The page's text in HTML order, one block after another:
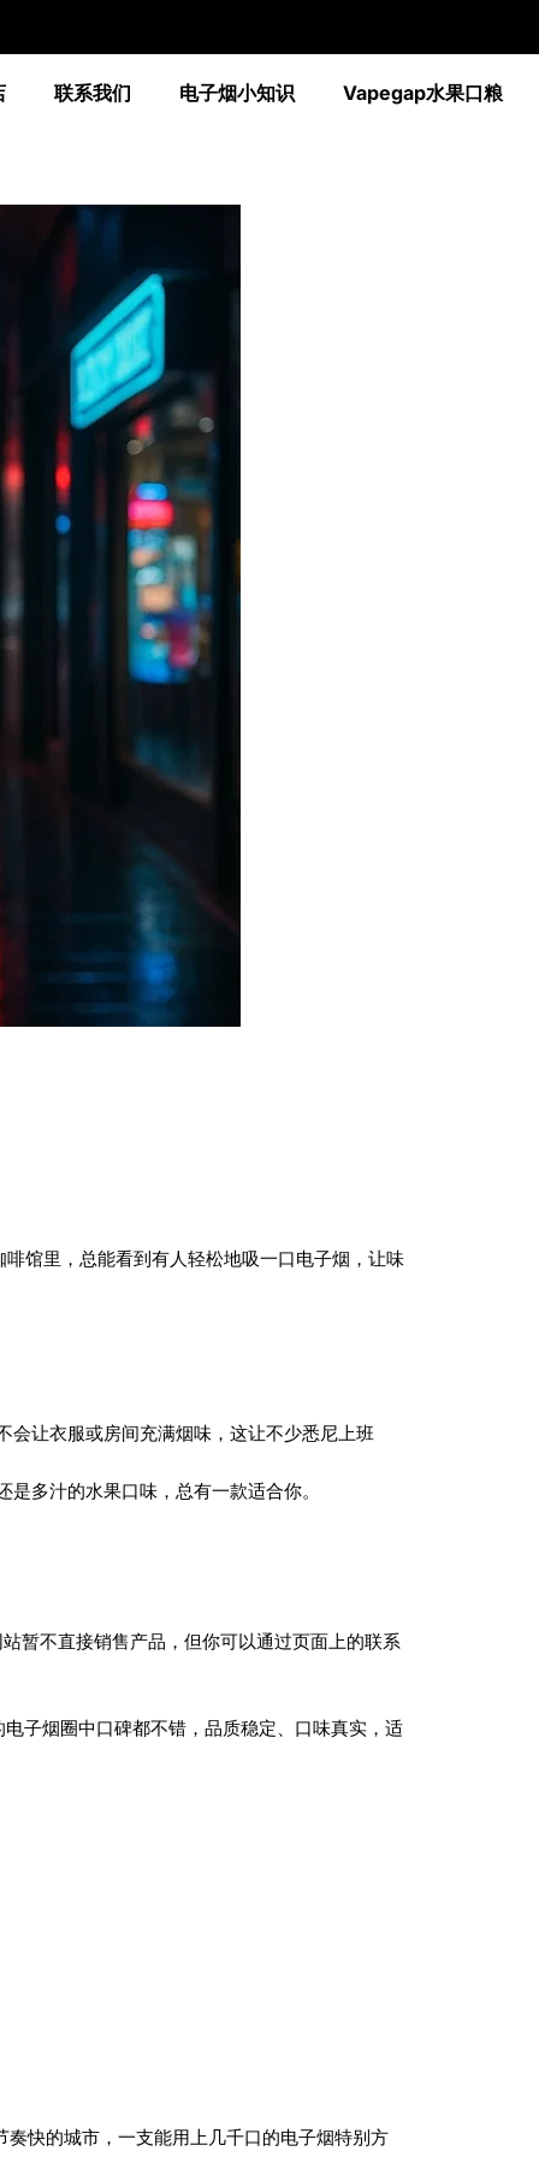
联系我们 电子烟小知识 Vapegap水果口粮
馆里，总能看到有人轻松地吸一口电子烟，让味
会让衣服或房间充满烟味，这让不少悉尼上班
多汁的水果口味，总有一款适合你。
暂不直接销售产品，但你可以通过页面上的联系
子烟圈中口碑都不错，品质稳定、口味真实，适
快的城市，一支能用上几千口的电子烟特别方